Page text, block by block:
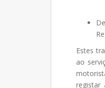
Estes
ao
registar